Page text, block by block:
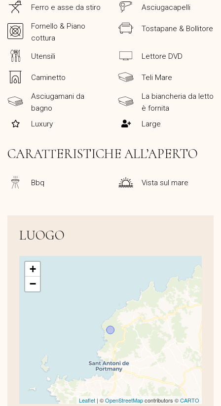
Ferro e asse da stiro Asciugacapelli
Fornello & Piano
cottura
Tostapane & Bollitore
Utensili Lettore DVD
Caminetto Teli Mare
Asciugamani da
bagno
La biancheria da letto
è fornita
Luxury
Large
CARATTERISTICHE ALL’APERTO
Bbq Vista sul mare
LUOGO
+
−
Leaflet | ©OpenStreetMapcontributors ©CARTO